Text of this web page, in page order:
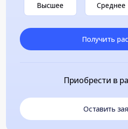
Высшее Среднее
Получить
Приобрести в
Оставить